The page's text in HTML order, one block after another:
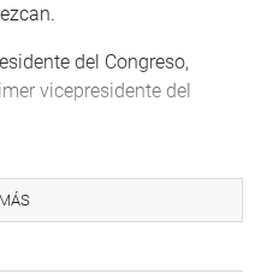
del Congreso,
vicepresidente del
aprobado en sesión del
abril de dos mil veintitrés,